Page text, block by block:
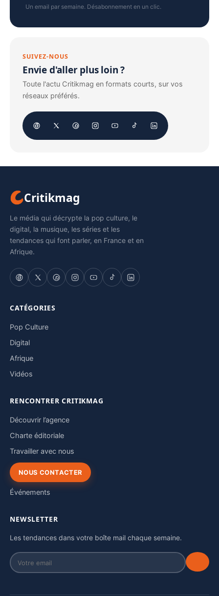
Un email par semaine. Désabonnement en un clic.
SUIVEZ-NOUS
Envie d'aller plus loin ?
Toute l'actu Critikmag en formats courts, sur vos
réseaux préférés.
Critikmag
Le média qui décrypte la pop culture, le
digital, la musique, les séries et les
tendances qui font parler, en France et en
Afrique.
CATÉGORIES
Pop Culture
Digital
Afrique
Vidéos
RENCONTRER CRITIKMAG
Découvrir l’agence
Charte éditoriale
Travailler avec nous
NOUS CONTACTER
Événements
NEWSLETTER
Les tendances dans votre boîte mail chaque semaine.